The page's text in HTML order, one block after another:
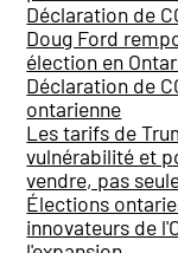
Déclaration de
Doug Ford
élection en
Déclaration de
ontarienne
Les tarifs de
vulnérabilité et
vendre, pas
Élections
innovateurs de